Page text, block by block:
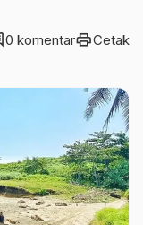
0 komentarprintCetak